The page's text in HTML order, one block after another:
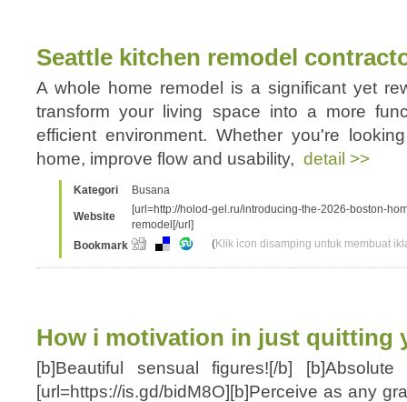
Seattle kitchen remodel
A whole home remodel is a significant yet
transform your living space into a more
efficient environment. Whether you're
home, improve flow and usability, detail >>
Kategori Busana
Website
[url=http://holod-gel.ru/introducing-the-2026-boston-
remodel[/url]
Bookmark
(Klik icon disamping untuk membuat
How i motivation in just quitting
[b]Beautiful sensual figures![/b]
[url=https://is.gd/bidM8O][b]Perceive as any